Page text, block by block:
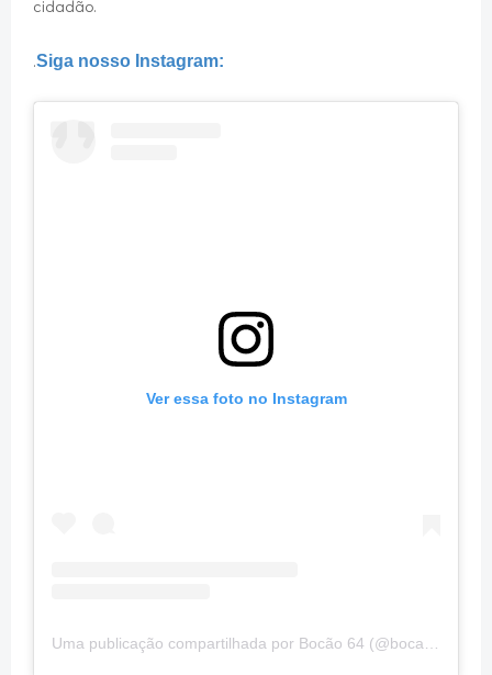
cidadão.
.Siga nosso Instagram:
Ver essa foto no Instagram